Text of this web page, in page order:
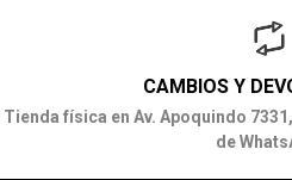
CAMBIOS Y
Tienda física en Av. Apoquindo
de